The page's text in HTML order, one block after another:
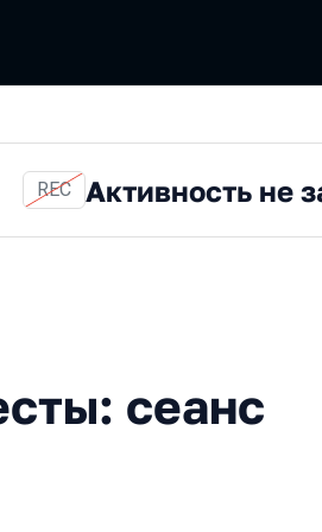
REC Активность не
черной
сеанс